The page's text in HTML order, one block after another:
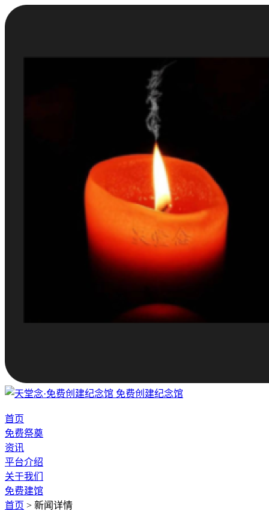
免费创建纪念馆
首页
免费祭奠
资讯
平台介绍
关于我们
免费建馆
首页 > 新闻详情